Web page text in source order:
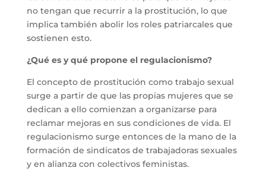
no tengan que recurrir a la prostitución, lo que
implica también abolir los roles patriarcales que
sostienen esto.
¿Qué es y qué propone el regulacionismo?
El concepto de prostitución como trabajo sexual
surge a partir de que las propias mujeres que se
dedican a ello comienzan a organizarse para
reclamar mejoras en sus condiciones de vida. El
regulacionismo surge entonces de la mano de la
formación de sindicatos de trabajadoras sexuales
y en alianza con colectivos feministas.